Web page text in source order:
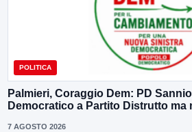
POLITICA
Palmieri, Coraggio Dem: PD
Democratico a Partito Distrutto ma
7 AGOSTO 2026